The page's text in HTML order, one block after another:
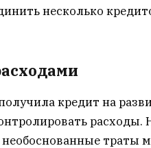
несколько
кредит на
расходы.
траты